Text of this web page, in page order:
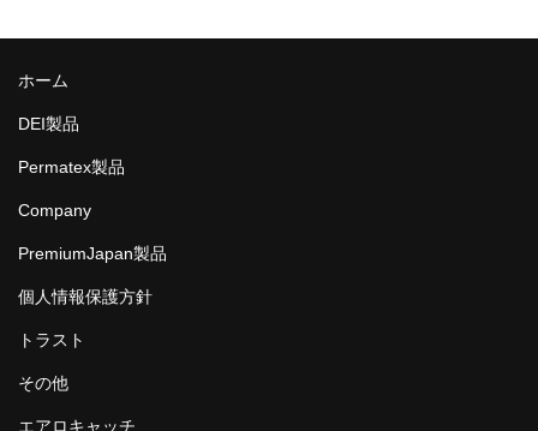
ホーム
DEI製品
Permatex製品
Company
PremiumJapan製品
個人情報保護方針
トラスト
その他
エアロキャッチ